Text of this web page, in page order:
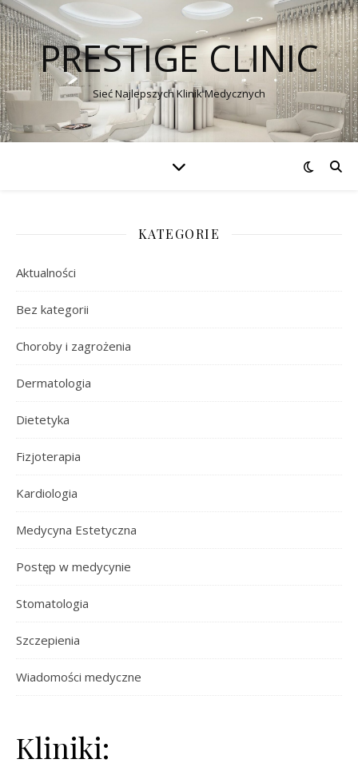
PRESTIGE CLINIC
Sieć Najlepszych Klinik Medycznych
KATEGORIE
Aktualności
Bez kategorii
Choroby i zagrożenia
Dermatologia
Dietetyka
Fizjoterapia
Kardiologia
Medycyna Estetyczna
Postęp w medycynie
Stomatologia
Szczepienia
Wiadomości medyczne
Kliniki: